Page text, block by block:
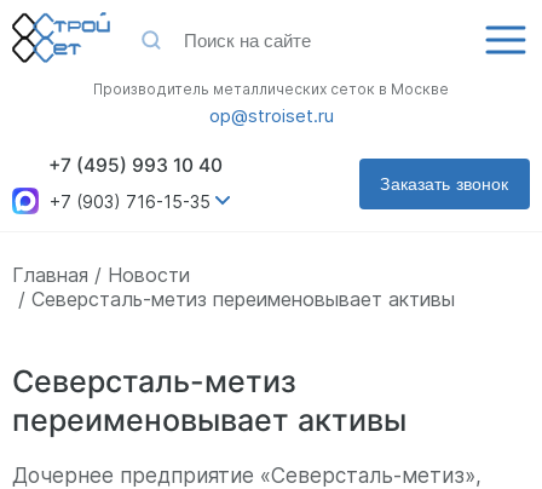
Заказать звонок
+7 (495) 993 10 40
+7 (903) 716-15-35
Производитель металлических сеток в Москве
op@stroiset.ru
Главная
Новости
Северсталь-метиз переименовывает активы
Северсталь-метиз
переименовывает активы
Дочернее предприятие «Северсталь-метиз»,